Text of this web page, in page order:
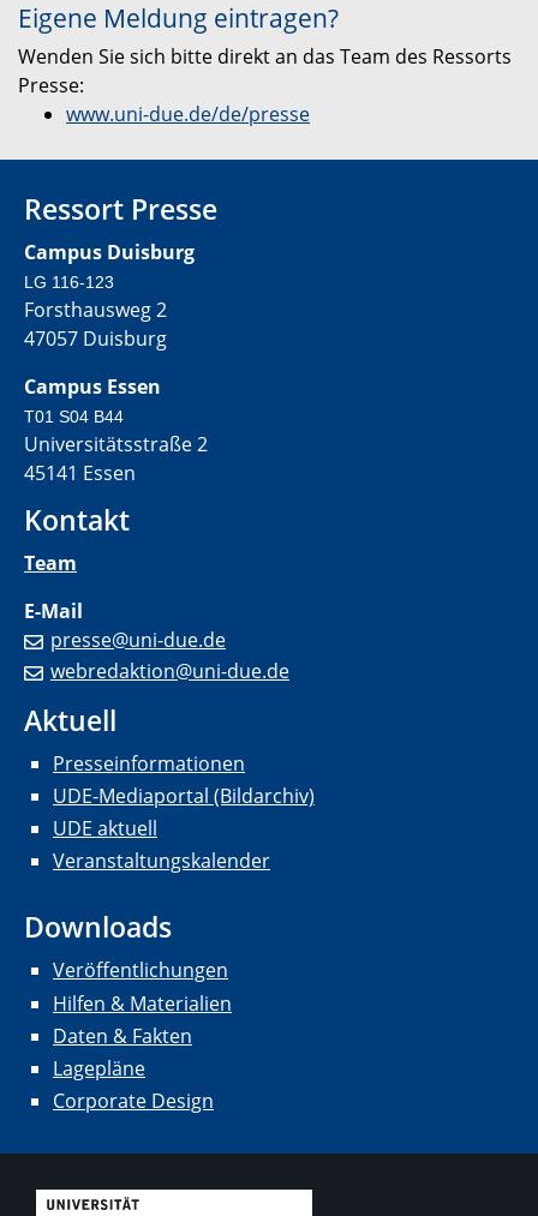
Eigene Meldung eintragen?
Wenden Sie sich bitte direkt an das Team des Ressorts
Presse:
www.uni-due.de/de/presse
Ressort Presse
Campus Duisburg
LG 116-123
Forsthausweg 2
47057 Duisburg
Campus Essen
T01 S04 B44
Universitätsstraße 2
45141 Essen
Kontakt
Team
E-Mail
presse@uni-due.de
webredaktion@uni-due.de
Aktuell
Presseinformationen
UDE-Mediaportal (Bildarchiv)
UDE aktuell
Veranstaltungskalender
Downloads
Veröffentlichungen
Hilfen & Materialien
Daten & Fakten
Lagepläne
Corporate Design